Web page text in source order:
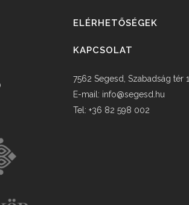
ELÉRHETŐSÉGEK
KAPCSOLAT
7562 Segesd, Szabadság tér 1.
E-mail: info@segesd.hu
Tel: +36 82 598 002